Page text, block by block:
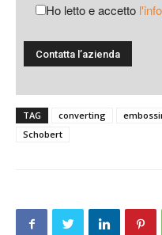
Ho letto e accetto
TAG converting
Schobert